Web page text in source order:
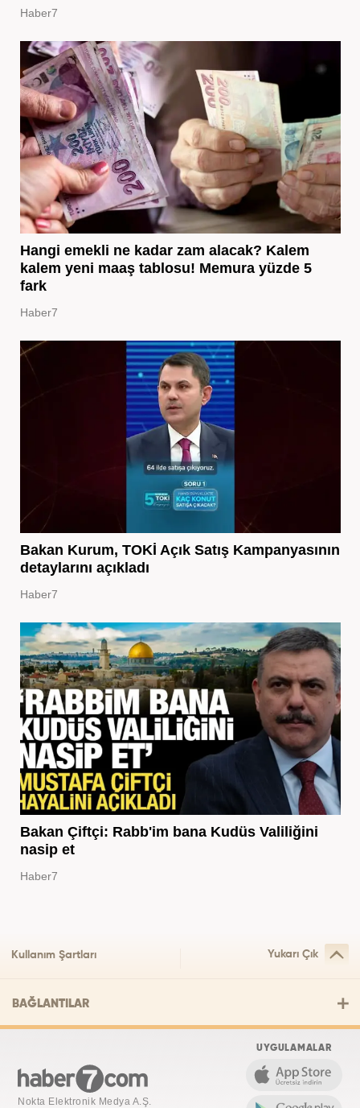
Haber7
Hangi emekli ne kadar zam alacak? Kalem
kalem yeni maaş tablosu! Memura yüzde 5
fark
Haber7
Bakan Kurum, TOKİ Açık Satış Kampanyasının
detaylarını açıkladı
Haber7
Bakan Çiftçi: Rabb'im bana Kudüs Valiliğini
nasip et
Haber7
Kullanım Şartları Yukarı Çık
BAĞLANTILAR
Nokta Elektronik Medya A.Ş.
UYGULAMALAR